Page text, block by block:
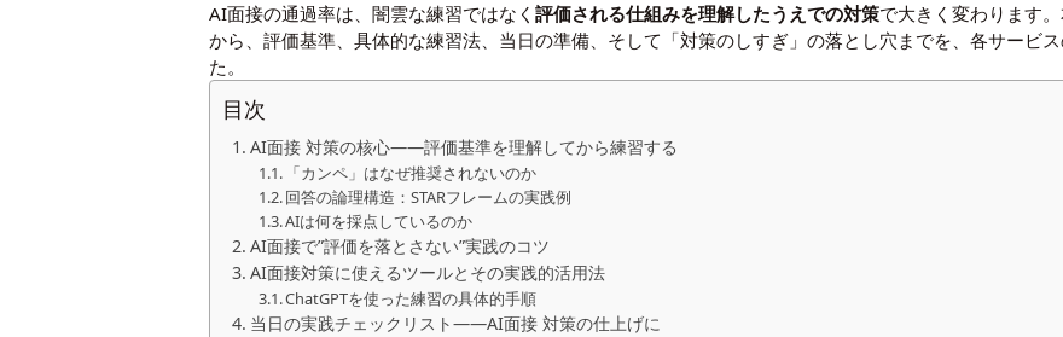
AI面接の通過率は、闇雲な練習ではなく評価される仕組みを理解したうえでの対策で大きく変わります
から、評価基準、具体的な練習法、当日の準備、そして「対策のしすぎ」の落とし穴までを、各サービ
た。
目次
AI面接 対策の核心――評価基準を理解してから練習する
「カンペ」はなぜ推奨されないのか
回答の論理構造：STARフレームの実践例
AIは何を採点しているのか
AI面接で”評価を落とさない”実践のコツ
AI面接対策に使えるツールとその実践的活用法
ChatGPTを使った練習の具体的手順
当日の実践チェックリスト――AI面接 対策の仕上げに